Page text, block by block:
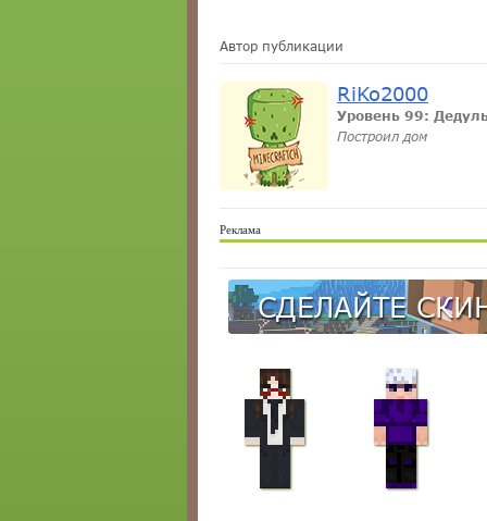
Автор публикации
RiKo2000
Уровень 99:
Построил дом
Реклама
СДЕЛАЙТЕ